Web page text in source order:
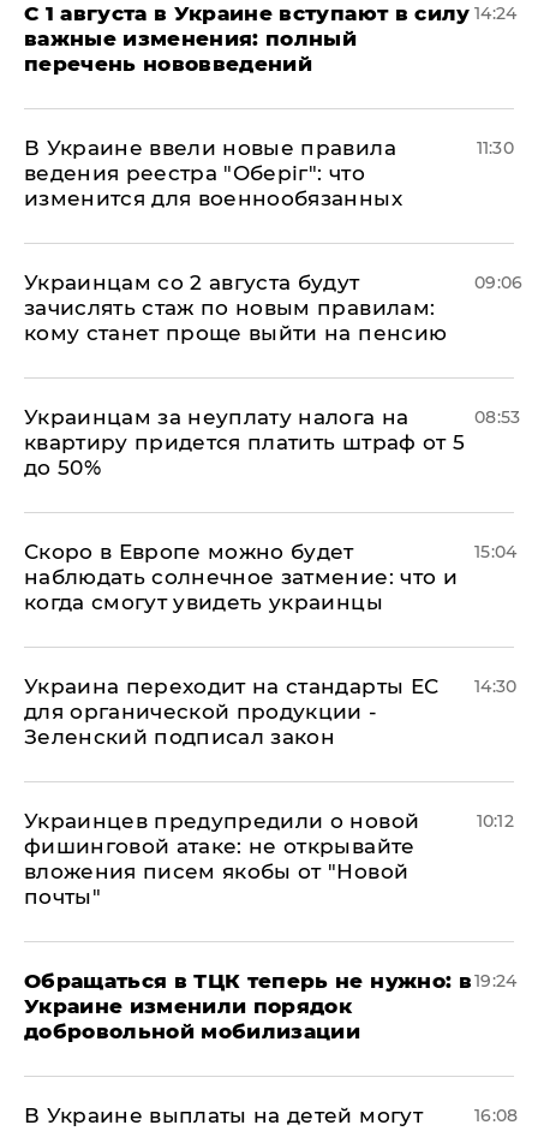
С 1 августа в Украине вступают в силу
важные изменения: полный
перечень нововведений
14:24
В Украине ввели новые правила
ведения реестра "Оберіг": что
изменится для военнообязанных
11:30
Украинцам со 2 августа будут
зачислять стаж по новым правилам:
кому станет проще выйти на пенсию
09:06
Украинцам за неуплату налога на
квартиру придется платить штраф от 5
до 50%
08:53
Скоро в Европе можно будет
наблюдать солнечное затмение: что и
когда смогут увидеть украинцы
15:04
Украина переходит на стандарты ЕС
для органической продукции -
Зеленский подписал закон
14:30
Украинцев предупредили о новой
фишинговой атаке: не открывайте
вложения писем якобы от "Новой
почты"
10:12
Обращаться в ТЦК теперь не нужно: в
Украине изменили порядок
добровольной мобилизации
19:24
В Украине выплаты на детей могут
16:08